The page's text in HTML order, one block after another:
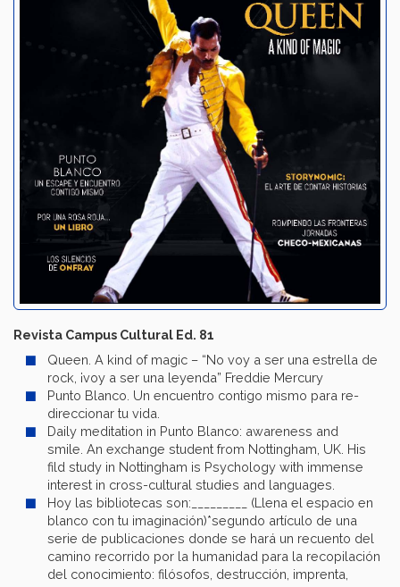
Revista Campus Cultural Ed. 81
Queen. A kind of magic – “No voy a ser una estrella de
rock, ¡voy a ser una leyenda” Freddie Mercury
Punto Blanco. Un encuentro contigo mismo para re-
direccionar tu vida.
Daily meditation in Punto Blanco: awareness and
smile. An exchange student from Nottingham, UK. His
fild study in Nottingham is Psychology with immense
interest in cross-cultural studies and languages.
Hoy las bibliotecas son:_________ (Llena el espacio en
blanco con tu imaginación)*segundo artículo de una
serie de publicaciones donde se hará un recuento del
camino recorrido por la humanidad para la recopilación
del conocimiento: filósofos, destrucción, imprenta,